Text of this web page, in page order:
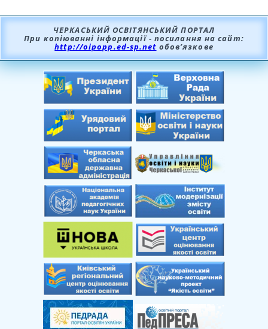
ЧЕРКАСЬКИЙ ОСВІТЯНСЬКИЙ ПОРТАЛ
При копіюванні інформації - посилання на сайт:
http://oipopp.ed-sp.net обов’язкове